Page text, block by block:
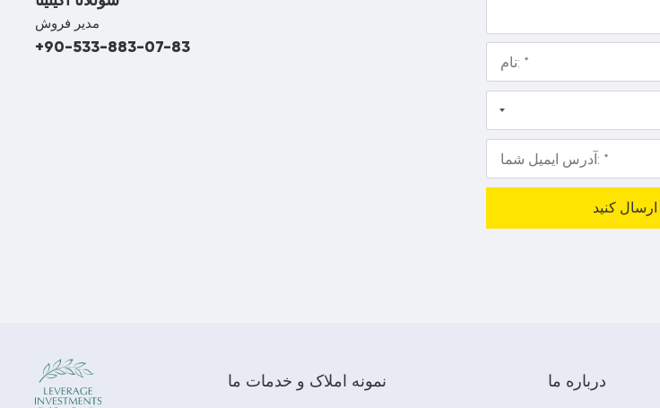
مدیر فروش
+90-533-883-07-83
نمونه املاک و خدمات ما درباره ما